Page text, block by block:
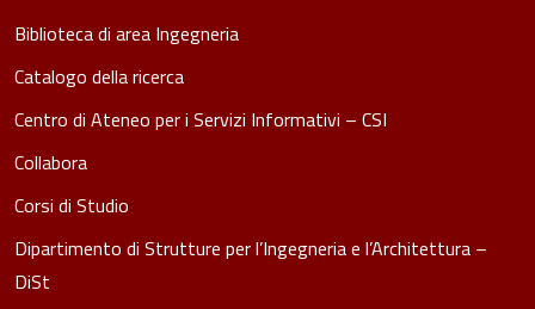
Biblioteca di area Ingegneria
Catalogo della ricerca
Centro di Ateneo per i Servizi Informativi – CSI
Collabora
Corsi di Studio
Dipartimento di Strutture per l’Ingegneria e l’Architettura –
DiSt